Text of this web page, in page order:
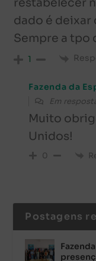
restabelecer
dado é deixar
Sempre a tpo
1
Fazenda da
Em
Muito
Unidos!
0
Postagens